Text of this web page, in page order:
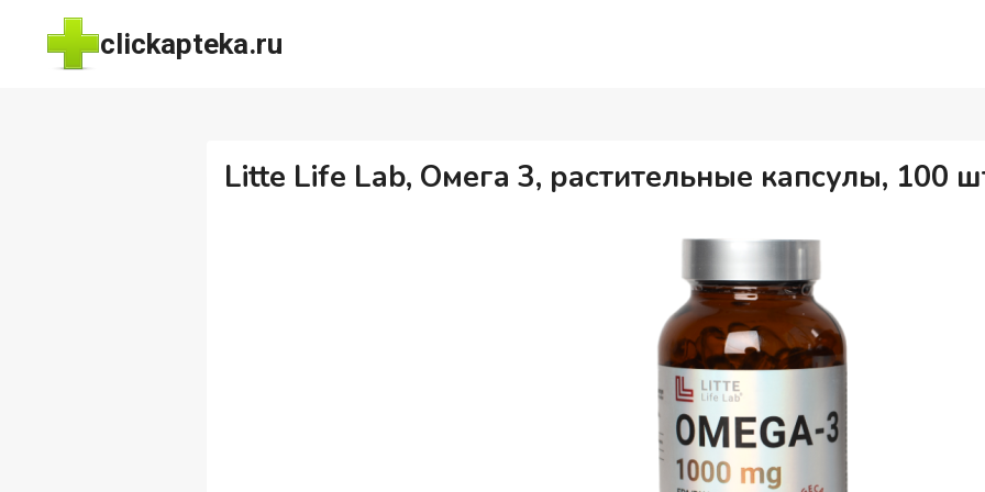
Перейти
содержимому
clickapteka.ru
Litte Life Lab, Омега 3, растительные капсулы, 100